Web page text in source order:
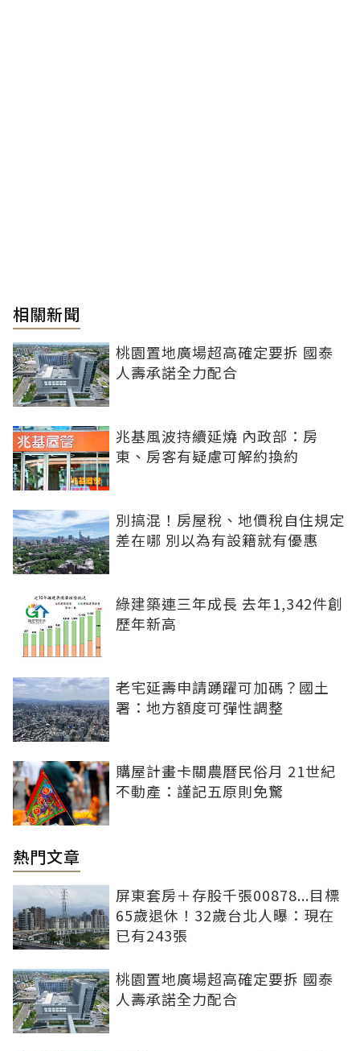
相關新聞
桃園置地廣場超高確定要拆 國泰
人壽承諾全力配合
兆基風波持續延燒 內政部：房
東、房客有疑慮可解約換約
別搞混！房屋稅、地價稅自住規定
差在哪 別以為有設籍就有優惠
綠建築連三年成長 去年1,342件創
歷年新高
老宅延壽申請踴躍可加碼？國土
署：地方額度可彈性調整
購屋計畫卡關農曆民俗月 21世紀
不動產：謹記五原則免驚
熱門文章
屏東套房＋存股千張00878...目標
65歲退休！32歲台北人曝：現在
已有243張
桃園置地廣場超高確定要拆 國泰
人壽承諾全力配合